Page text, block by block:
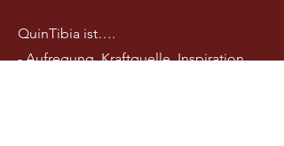
QuinTibia ist….
- Aufregung, Kraftquelle, Inspiration,